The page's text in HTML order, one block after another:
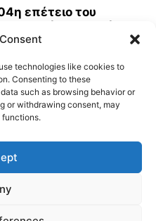
επέτειο του
της Αγίας Πελαγίας
– Άνδρου
technologies like cookies to
Consenting to these
such as browsing behavior or
or withdrawing consent, may